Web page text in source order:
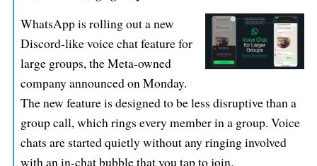
WhatsApp is rolling out a new
Discord-like voice chat feature for
large groups, the Meta-owned
company announced on Monday.
The new feature is designed to be less disruptive than a
group call, which rings every member in a group. Voice
chats are started quietly without any ringing involved
with an in-chat bubble that you tap to join.